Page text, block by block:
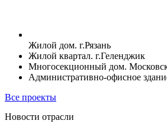
Жилой дом. г.Рязань
Жилой квартал. г.Геленджик
Многосекционный дом.
Административно-офисное
Все проекты
Новости отрасли